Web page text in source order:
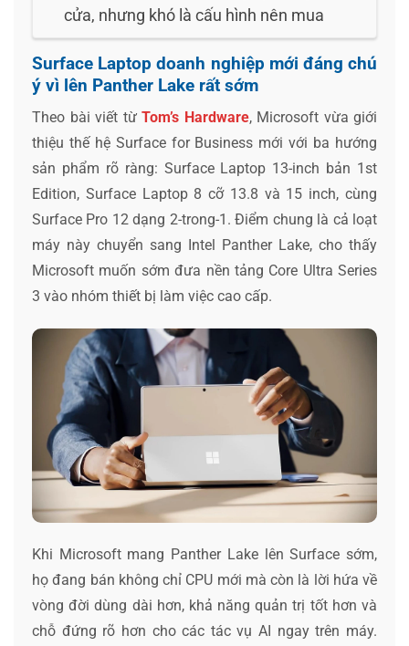
cửa, nhưng khó là cấu hình nên mua
Surface Laptop doanh nghiệp mới đáng chú
ý vì lên Panther Lake rất sớm
Theo bài viết từ Tom’s Hardware, Microsoft vừa giới
thiệu thế hệ Surface for Business mới với ba hướng
sản phẩm rõ ràng: Surface Laptop 13-inch bản 1st
Edition, Surface Laptop 8 cỡ 13.8 và 15 inch, cùng
Surface Pro 12 dạng 2-trong-1. Điểm chung là cả loạt
máy này chuyển sang Intel Panther Lake, cho thấy
Microsoft muốn sớm đưa nền tảng Core Ultra Series
3 vào nhóm thiết bị làm việc cao cấp.
Khi Microsoft mang Panther Lake lên Surface sớm,
họ đang bán không chỉ CPU mới mà còn là lời hứa về
vòng đời dùng dài hơn, khả năng quản trị tốt hơn và
chỗ đứng rõ hơn cho các tác vụ AI ngay trên máy.